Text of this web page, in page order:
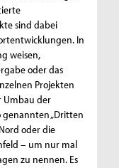
sind dabei
In
weisen,
oder das
Projekten
Umbau der
„Dritten
oder die
– um nur mal
zu nennen. Es